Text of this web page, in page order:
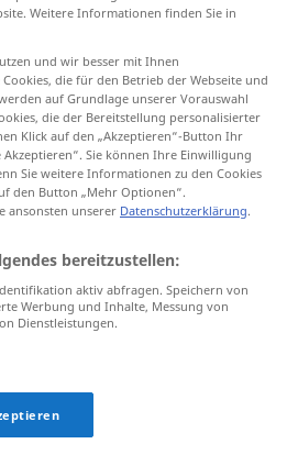
Weitere Informationen finden Sie in
und wir besser mit Ihnen
die für den Betrieb der Webseite und
auf Grundlage unserer Vorauswahl
die der Bereitstellung personalisierter
Klick auf den „Akzeptieren“-Button Ihr
Sie können Ihre Einwilligung
Sie weitere Informationen zu den Cookies
den Button „Mehr Optionen“.
ansonsten unserer Datenschutzerklärung.
bereitzustellen:
aktiv abfragen. Speichern von
Werbung und Inhalte, Messung von
Dienstleistungen.